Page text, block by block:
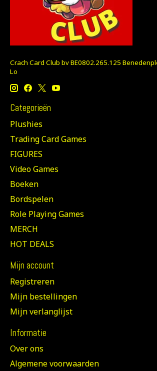
Crach Card Club bv BE0802.265.125
Lo
Categorieën
Plushies
Trading Card Games
FIGURES
Video Games
Boeken
Bordspelen
Role Playing Games
MERCH
HOT DEALS
Mijn account
Registreren
Mijn bestellingen
Mijn verlanglijst
Informatie
Over ons
Algemene voorwaarden